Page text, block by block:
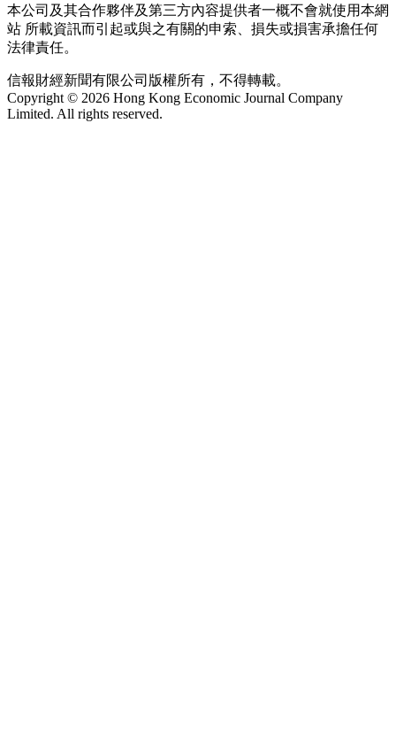
本公司及其合作夥伴及第三方內容提供者一概不會就使用本網
站 所載資訊而引起或與之有關的申索、損失或損害承擔任何
法律責任。
信報財經新聞有限公司版權所有，不得轉載。
Copyright © 2026 Hong Kong Economic Journal Company
Limited. All rights reserved.